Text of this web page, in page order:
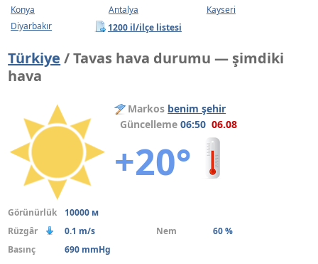
Konya
Antalya
Kayseri
Diyarbakır
1200 il/ilçe listesi
Türkiye / Tavas hava durumu — şimdiki
hava
Markos benim şehir
Güncelleme06:50 06.08
+20°
Görünürlük
10000 м
Rüzgâr
0.1 m/s Nem
60 %
Basınç
690 mmHg